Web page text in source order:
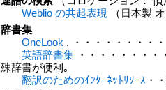
Weblio の共起表現 （日本製
辞書集
OneLook . ・・・・・・・・
英語辞書集・・・・・・・・
殊辞書が便利｡
翻訳のためのｲﾝﾀｰﾈｯﾄﾘｿｰｽ ・